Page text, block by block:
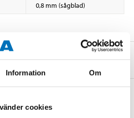
Information Om
cookies
0,8 mm (sågblad)